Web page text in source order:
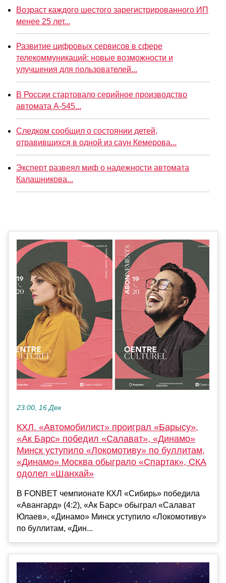
Возраст каждого шестого зарегистрированного ИП
менее 25 лет...
Развитие цифровых сервисов в сфере
телекоммуникаций: новые возможности и
улучшения для пользователей...
В России стартовало серийное производство
автомата А-545...
Следком сообщил о состоянии детей,
отравившихся в одной из саун Кемерова...
Эксперт развеял миф о надежности автомата
Калашникова...
23:00, 16 Дек
КХЛ. «Автомобилист» проиграл «Барысу»,
«Ак Барс» победил «Салават», «Динамо»
Минск уступило «Локомотиву» по буллитам,
«Динамо» Москва обыграло «Спартак», СКА
одолел «Шанхай»
В FONBET чемпионате КХЛ «Сибирь» победила
«Авангард» (4:2), «Ак Барс» обыграл «Салават
Юлаев», «Динамо» Минск уступило «Локомотиву»
по буллитам, «Дин...